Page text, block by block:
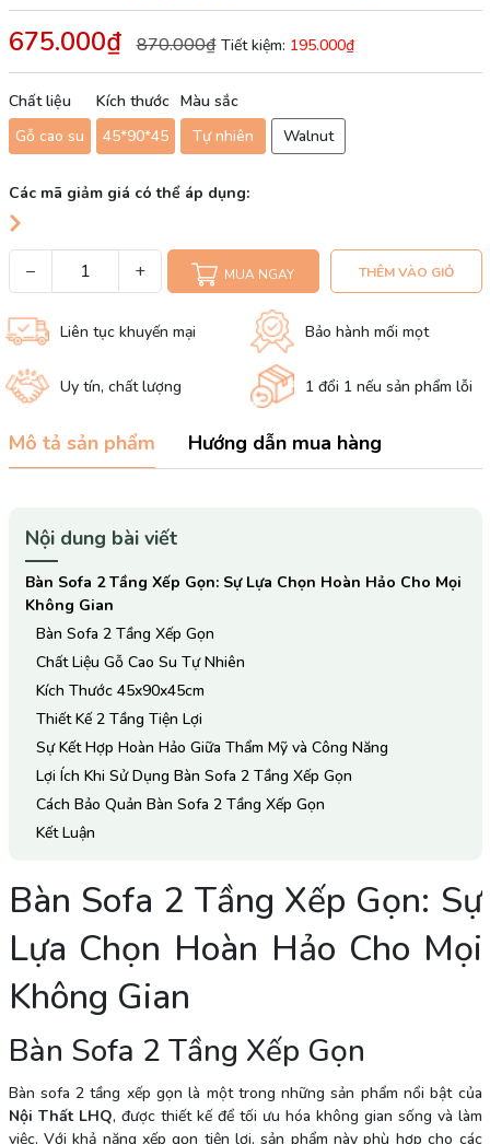
675.000₫ 870.000₫ Tiết kiệm: 195.000₫
Chất liệu
Gỗ cao su
Kích thước
45*90*45
Màu sắc
Tự nhiên
Walnut
Các mã giảm giá có thể áp dụng:
− + MUA NGAY THÊM VÀO GIỎ
Liên tục khuyến mại Bảo hành mối mọt
Uy tín, chất lượng 1 đổi 1 nếu sản phẩm lỗi
Mô tả sản phẩm Hướng dẫn mua hàng
Nội dung bài viết
Bàn Sofa 2 Tầng Xếp Gọn: Sự Lựa Chọn Hoàn Hảo Cho Mọi
Không Gian
Bàn Sofa 2 Tầng Xếp Gọn
Chất Liệu Gỗ Cao Su Tự Nhiên
Kích Thước 45x90x45cm
Thiết Kế 2 Tầng Tiện Lợi
Sự Kết Hợp Hoàn Hảo Giữa Thẩm Mỹ và Công Năng
Lợi Ích Khi Sử Dụng Bàn Sofa 2 Tầng Xếp Gọn
Cách Bảo Quản Bàn Sofa 2 Tầng Xếp Gọn
Kết Luận
Bàn Sofa 2 Tầng Xếp Gọn: Sự
Lựa Chọn Hoàn Hảo Cho Mọi
Không Gian
Bàn Sofa 2 Tầng Xếp Gọn
Bàn sofa 2 tầng xếp gọn là một trong những sản phẩm nổi bật của
Nội Thất LHQ, được thiết kế để tối ưu hóa không gian sống và làm
việc. Với khả năng xếp gọn tiện lợi, sản phẩm này phù hợp cho các